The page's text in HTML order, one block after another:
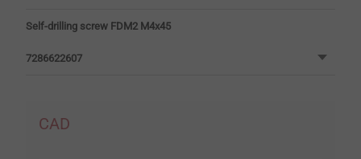
Self-drilling screw FDM2 M4x45
7286622607
CAD